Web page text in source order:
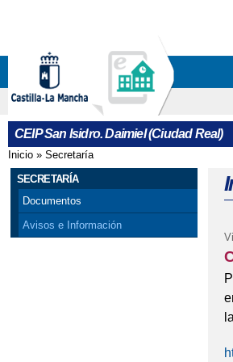
CEIP San Isidro. Daimiel (Ciudad Real)
Se encuentra usted aquí
Inicio » Secretaría
SECRETARÍA
Documentos
Avisos e Información